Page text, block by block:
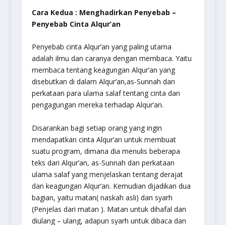
Cara Kedua : Menghadirkan Penyebab –
Penyebab Cinta Alqur’an
Penyebab cinta Alqur’an yang paling utama
adalah ilmu dan caranya dengan membaca. Yaitu
membaca tentang keagungan Alqur’an yang
disebutkan di dalam Alqur’an,as-Sunnah dan
perkataan para ulama salaf tentang cinta dan
pengagungan mereka terhadap Alqur’an.
Disarankan bagi setiap orang yang ingin
mendapatkan cinta Alqur’an untuk membuat
suatu program, dimana dia menulis beberapa
teks dari Alqur’an, as-Sunnah dan perkataan
ulama salaf yang menjelaskan tentang derajat
dan keagungan Alqur’an. Kemudian dijadikan dua
bagian, yaitu matan( naskah asli) dan syarh
(Penjelas dari matan ). Matan untuk dihafal dan
diulang – ulang, adapun syarh untuk dibaca dan